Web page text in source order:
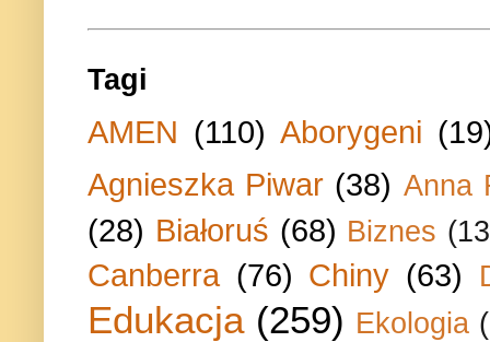
Tagi
AMEN (110) Aborygeni
Agnieszka Piwar (38) Anna
(28) Białoruś (68) Biznes
Canberra (76) Chiny (63)
Edukacja (259) Ekologia